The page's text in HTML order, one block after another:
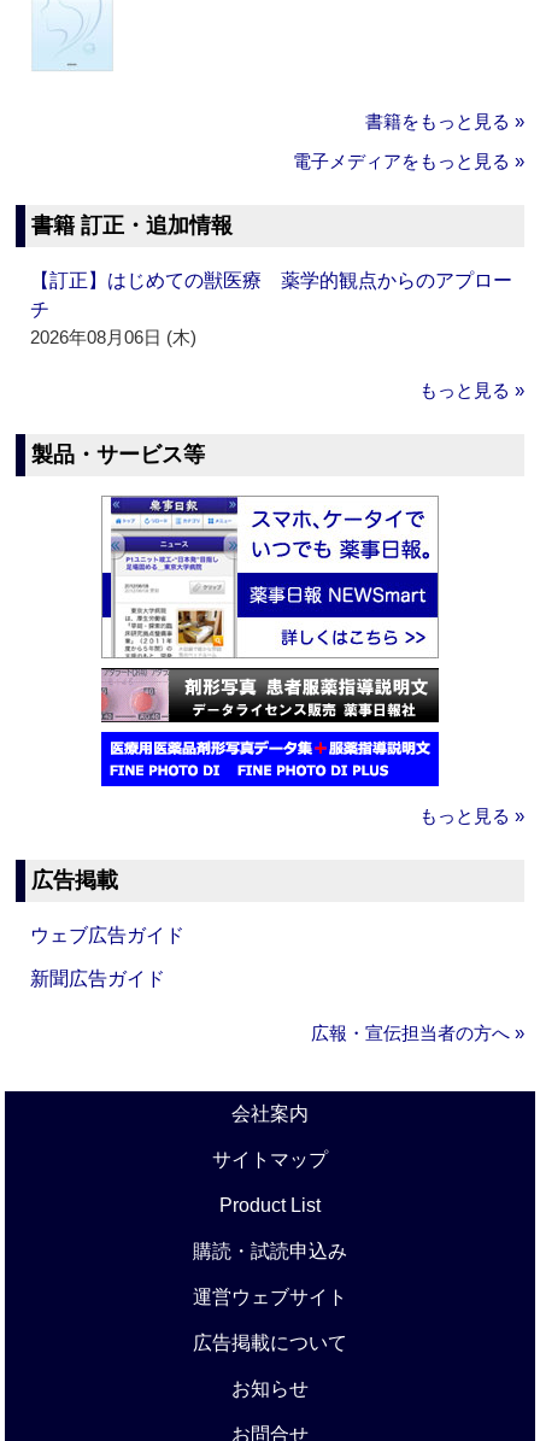
書籍をもっと見る »
電子メディアをもっと見る »
書籍 訂正・追加情報
【訂正】はじめての獣医療 薬学的観点からのアプロー
チ
2026年08月06日 (木)
もっと見る »
製品・サービス等
もっと見る »
広告掲載
ウェブ広告ガイド
新聞広告ガイド
広報・宣伝担当者の方へ »
会社案内
サイトマップ
Product List
購読・試読申込み
運営ウェブサイト
広告掲載について
お知らせ
お問合せ